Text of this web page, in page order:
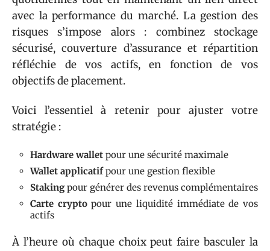
avec la performance du marché. La gestion des
risques s’impose alors : combinez stockage
sécurisé, couverture d’assurance et répartition
réfléchie de vos actifs, en fonction de vos
objectifs de placement.
Voici l’essentiel à retenir pour ajuster votre
stratégie :
Hardware wallet pour une sécurité maximale
Wallet applicatifpour une gestion flexible
Stakingpour générer des revenus complémentaires
Carte cryptopour une liquidité immédiate de vos
actifs
À l’heure où chaque choix peut faire basculer la